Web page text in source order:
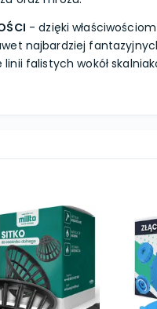
- dzięki
najbardziej
linii falistych wokół